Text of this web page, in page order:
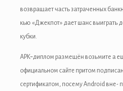
возвращает часть затраченных
кью «Джекпот» дает шанс выиграть
кубки.
APK‑диплом размещён возьмите а
официальном сайте притом
сертификатом, посему Android вне-